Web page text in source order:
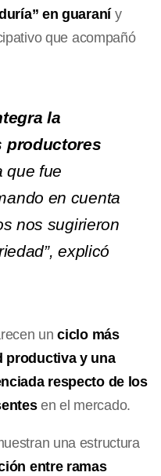
en guaraníy
que acompañó
la
productores
que fue
en cuenta
nos sugirieron
explicó
unciclo más
productiva y una
respecto de los
en el mercado.
una estructura
entre ramas